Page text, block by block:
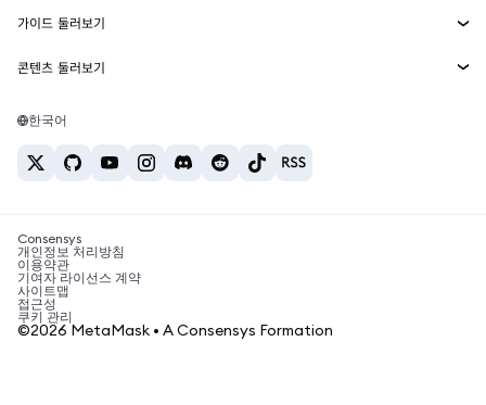
Snaps
웹3 서비스
보안
고객 지원
채용
솔라나 가격
테더 가격
ETH를 USD로 환전
USDT를 INR로 환전
BTC를 INR로 환전
ETH를 USDT로 환전
가이드 둘러보기
ETH 매수
USDT 매수
SHIB 매수
BNB 매수
콘텐츠 둘러보기
솔라나 지갑
암호화폐 세금 뉴스
암호화폐 매수 방법
비트코인 매도 방법
한국어
Consensys
개인정보 처리방침
이용약관
기여자 라이선스 계약
사이트맵
접근성
쿠키 관리
©2026 MetaMask • A Consensys Formation